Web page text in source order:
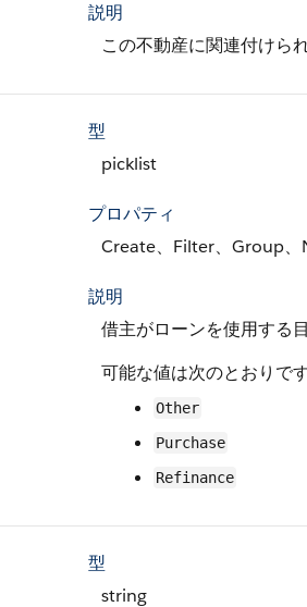
説明
この不動産に関連付けら
型
picklist
プロパティ
Create、Filter、Group
説明
借主がローンを使用する目
可能な値は次のとおりです
Other
Purchase
Refinance
型
string